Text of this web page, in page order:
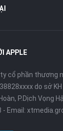
APPLE
cổ phần thương
do sở
P.Dịch Vọng
- Email: